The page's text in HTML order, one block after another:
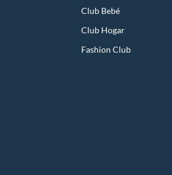
Club Bebé
Club Hogar
Fashion Club